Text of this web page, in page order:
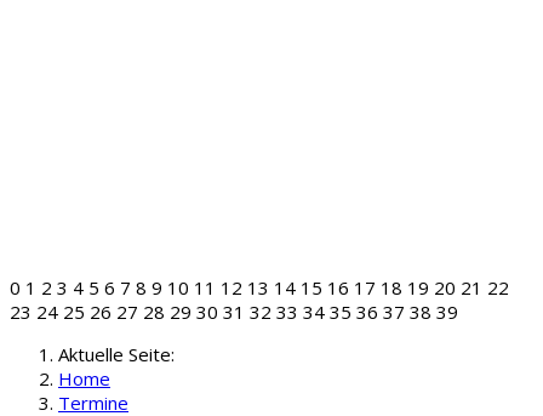
0 1 2 3 4 5 6 7 8 9 10 11 12 13 14 15 16 17 18 19 20 21 22
23 24 25 26 27 28 29 30 31 32 33 34 35 36 37 38 39
Aktuelle Seite:
Home
Termine